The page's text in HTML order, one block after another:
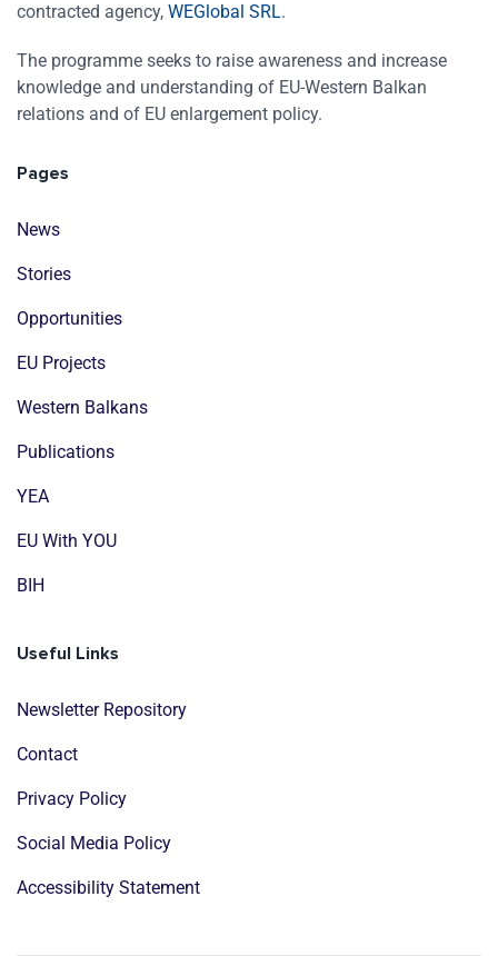
contracted agency, WEGlobal SRL.
The programme seeks to raise awareness and increase
knowledge and understanding of EU-Western Balkan
relations and of EU enlargement policy.
Pages
News
Stories
Opportunities
EU Projects
Western Balkans
Publications
YEA
EU With YOU
BIH
Useful Links
Newsletter Repository
Contact
Privacy Policy
Social Media Policy
Accessibility Statement